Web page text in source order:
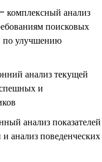
комплексный анализ
поисковых
по улучшению
анализ текущей
и
анализ показателей
анализ поведенческих